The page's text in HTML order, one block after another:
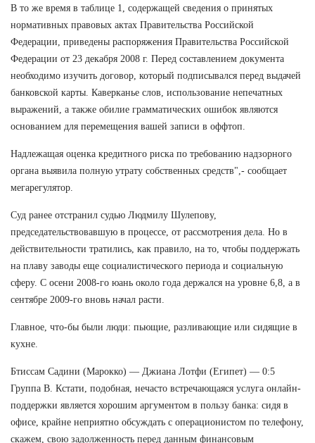
В то же время в таблице 1, содержащей сведения о принятых
нормативных правовых актах Правительства Российской
Федерации, приведены распоряжения Правительства Российской
Федерации от 23 декабря 2008 г. Перед составлением документа
необходимо изучить договор, который подписывался перед выдачей
банковской карты. Каверканье слов, использование непечатных
выражений, а также обилие грамматических ошибок являются
основанием для перемещения вашей записи в оффтоп.
Надлежащая оценка кредитного риска по требованию надзорного
органа выявила полную утрату собственных средств",- сообщает
мегарегулятор.
Суд ранее отстранил судью Людмилу Шулепову,
председательствовавшую в процессе, от рассмотрения дела. Но в
действительности тратились, как правило, на то, чтобы поддержать
на плаву заводы еще социалистического периода и социальную
сферу. С осени 2008-го юань около года держался на уровне 6,8, а в
сентябре 2009-го вновь начал расти.
Главное, что-бы были люди: пьющие, разливающие или сидящие в
кухне.
Бтиссам Садини (Марокко) — Джиана Лотфи (Египет) — 0:5
Группа В. Кстати, подобная, нечасто встречающаяся услуга онлайн-
поддержки является хорошим аргументом в пользу банка: сидя в
офисе, крайне неприятно обсуждать с операционистом по телефону,
скажем, свою задолженность перед данным финансовым